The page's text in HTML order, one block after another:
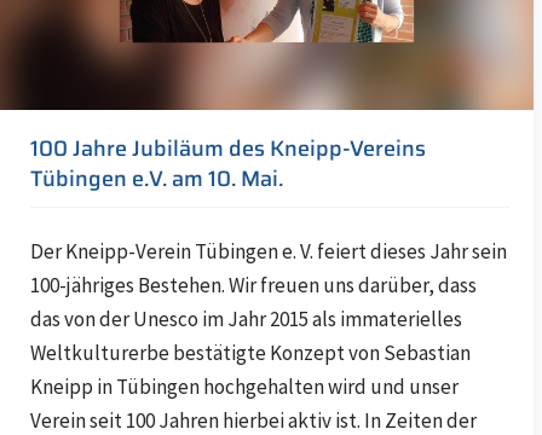
100 Jahre Jubiläum des Kneipp-Vereins
Tübingen e.V. am 10. Mai.
Der Kneipp-Verein Tübingen e. V. feiert dieses Jahr sein
100-jähriges Bestehen. Wir freuen uns darüber, dass
das von der Unesco im Jahr 2015 als immaterielles
Weltkulturerbe bestätigte Konzept von Sebastian
Kneipp in Tübingen hochgehalten wird und unser
Verein seit 100 Jahren hierbei aktiv ist. In Zeiten der